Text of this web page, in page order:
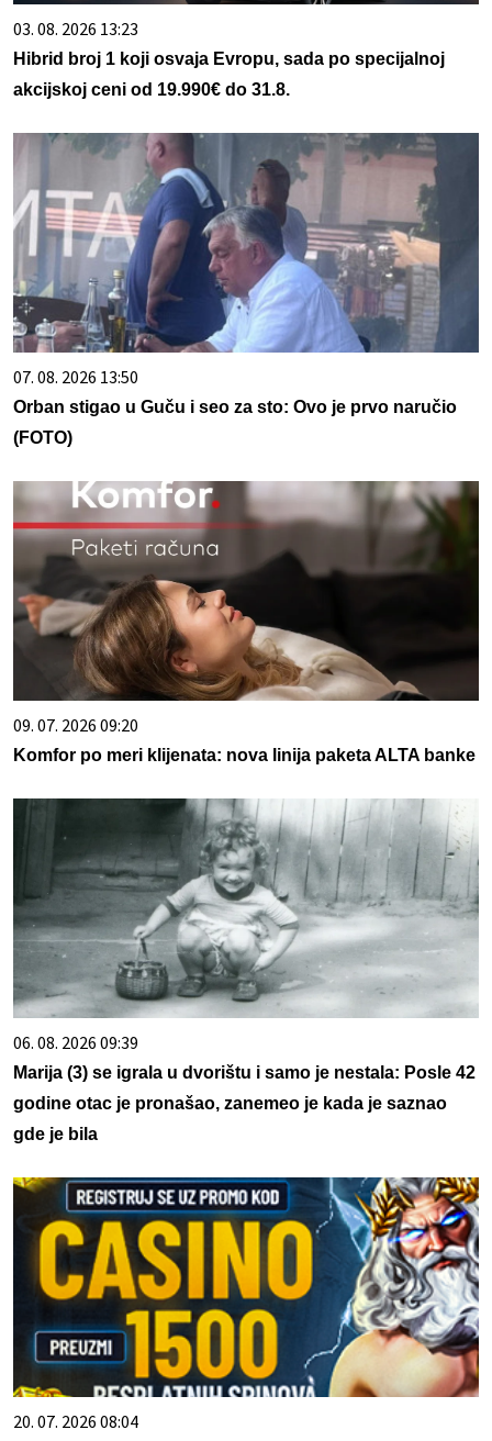
03. 08. 2026 13:23
Hibrid broj 1 koji osvaja Evropu, sada po specijalnoj
akcijskoj ceni od 19.990€ do 31.8.
07. 08. 2026 13:50
Orban stigao u Guču i seo za sto: Ovo je prvo naručio
(FOTO)
09. 07. 2026 09:20
Komfor po meri klijenata: nova linija paketa ALTA banke
06. 08. 2026 09:39
Marija (3) se igrala u dvorištu i samo je nestala: Posle 42
godine otac je pronašao, zanemeo je kada je saznao
gde je bila
20. 07. 2026 08:04